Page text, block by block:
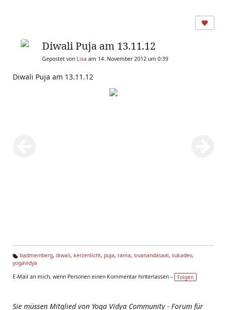
Diwali Puja am 13.11.12
Gepostet von Lisa am 14. November 2012 um 0:39
Diwali Puja am 13.11.12
Ta
s:
badmeinberg, diwali, kerzenlicht, puja, rama, sivanandasaal, sukadev,
yogavidya
E-Mail an mich, wenn Personen einen Kommentar hinterlassen –
Folgen
Sie müssen Mitglied von Yoga Vidya Community - Forum für